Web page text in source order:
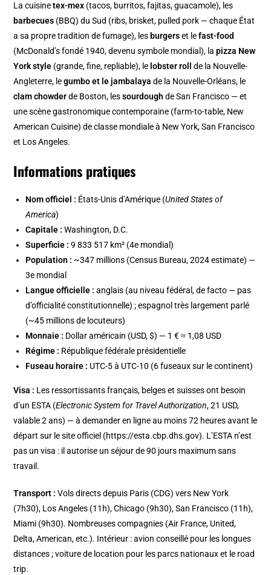
La cuisinetex-mex (tacos, burritos, fajitas, guacamole), les
barbecues (BBQ) du Sud (ribs, brisket, pulled pork — chaque État
a sa propre tradition de fumage), les burgerset lefast-food
(McDonald’s fondé 1940, devenu symbole mondial), lapizza New
York style (grande, fine, repliable), le lobster roll
de la Nouvelle-
Angleterre, legumbo et le jambalaya de la Nouvelle-Orléans, le
clam chowderde Boston, lessourdough de San Francisco — et
une scène gastronomique contemporaine (farm-to-table, New
American Cuisine) de classe mondiale à New York, San Francisco
et Los Angeles.
Informations pratiques
Nom officiel : États-Unis d’Amérique (United States of
America)
Capitale : Washington, D.C.
Superficie : 9 833 517 km² (4e mondial)
Population : ~347 millions (Census Bureau, 2024 estimate) —
3e mondial
Langue officielle : anglais (au niveau fédéral, de facto — pas
d’officialité constitutionnelle) ; espagnol très largement parlé
(~45 millions de locuteurs)
Monnaie : Dollar américain (USD, $) — 1 € ≈ 1,08 USD
Régime : République fédérale présidentielle
Fuseau horaire : UTC-5 à UTC-10 (6 fuseaux sur le continent)
Visa : Les ressortissants français, belges et suisses ont besoin
d’un ESTA (Electronic System for Travel Authorization, 21 USD,
valable 2 ans) — à demander en ligne au moins 72 heures avant le
départ sur le site officiel (https://esta.cbp.dhs.gov). L’ESTA n’est
pas un visa : il autorise un séjour de 90 jours maximum sans
travail.
Transport : Vols directs depuis Paris (CDG) vers New York
(7h30), Los Angeles (11h), Chicago (9h30), San Francisco (11h),
Miami (9h30). Nombreuses compagnies (Air France, United,
Delta, American, etc.). Intérieur : avion conseillé pour les longues
distances ; voiture de location pour les parcs nationaux et le road
trip.